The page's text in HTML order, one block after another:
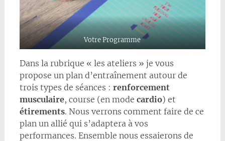
Votre Programme
Dans la rubrique « les ateliers » je vous
propose un plan d’entraînement autour de
trois types de séances : renforcement
musculaire, course (en mode cardio) et
étirements. Nous verrons comment faire de ce
plan un allié qui s’adaptera à vos
performances. Ensemble nous essaierons de